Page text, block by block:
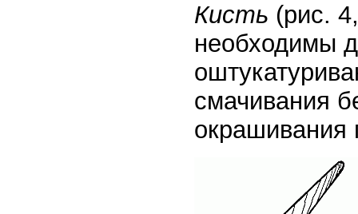
Кисть (рис.
необходимы
смачивания
окрашивания